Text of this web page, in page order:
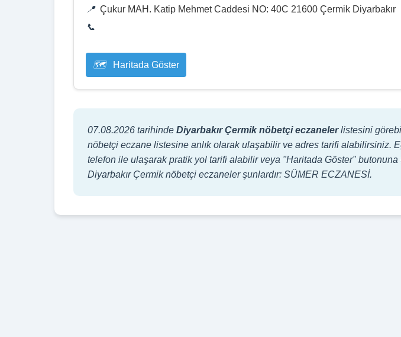
Çukur MAH. Katip Mehmet Caddesi NO: 40C 21600 Çermik Diyarbakır
Haritada Göster
07.08.2026 tarihinde Diyarbakır Çermik nöbetçi eczanelerlistesini
nöbetçi eczane listesine anlık olarak ulaşabilir ve adres tarifi alabilirsiniz.
telefon ile ulaşarak pratik yol tarifi alabilir veya "Haritada Göster"
Diyarbakır Çermik nöbetçi eczaneler şunlardır: SÜMER ECZANESİ.